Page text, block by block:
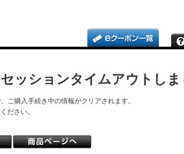
ッションタイムアウトしま
ご購入手続き中の情報がクリアされます。
ださい。